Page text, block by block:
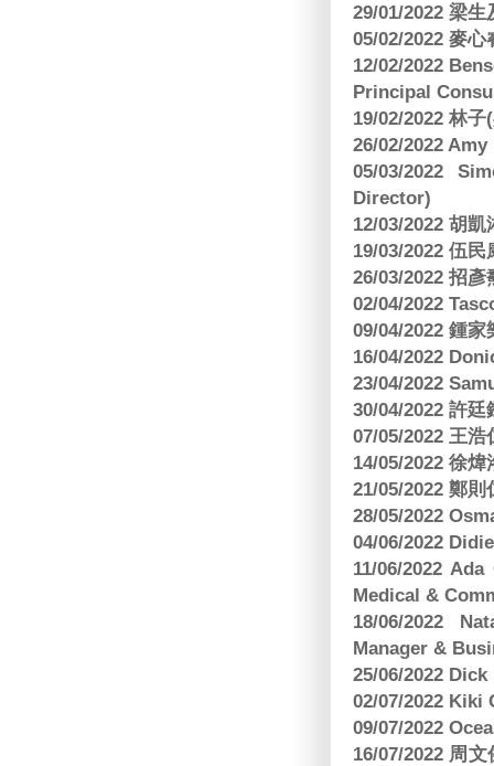
29/01/2022 梁
05/02/2022 麥
12/02/2022
Principal
19/02/2022 林
26/02/2022
05/03/2022
Director)
12/03/2022 胡
19/03/2022 伍
26/03/2022 招
02/04/2022
09/04/2022 鍾
16/04/2022
23/04/2022
30/04/2022 許
07/05/2022 王
14/05/2022 徐
21/05/2022 鄭
28/05/2022
04/06/2022
11/06/2022
Medical &
18/06/2022
Manager &
25/06/2022
02/07/2022 Kiki
09/07/2022
16/07/2022 周